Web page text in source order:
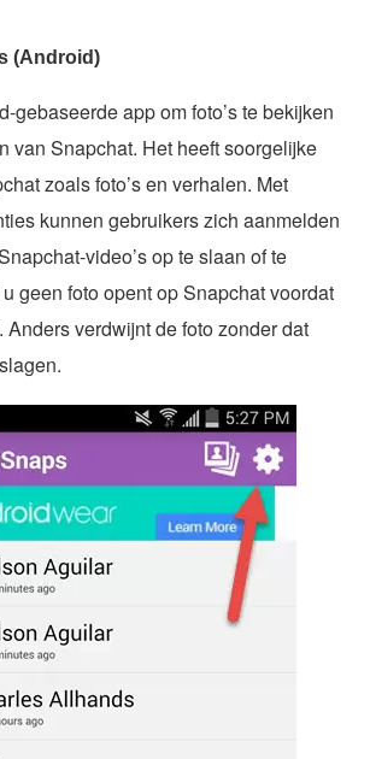
(Android)
gebaseerde app om foto’s te bekijken
van Snapchat. Het heeft soorgelijke
zoals foto’s en verhalen. Met
kunnen gebruikers zich aanmelden
video’s op te slaan of te
geen foto opent op Snapchat voordat
Anders verdwijnt de foto zonder dat